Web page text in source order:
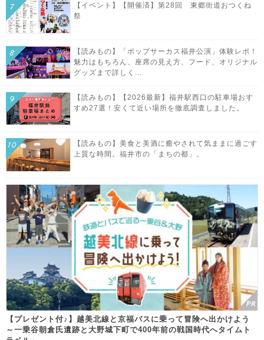
【イベント】【開催済】第28回 東郷街道おつくね
祭
【読みもの】「ポップサーカス福井公演」体験レポ！
魅力はもちろん、座席の見え方、フード、オリジナル
グッズまで詳しく...
【読みもの】【2026最新】福井駅西口の駐車場おす
すめ27選！安くて近い場所を徹底調査しました。
【読みもの】美食と美酒に癒やされて気ままに過ごす
上質な時間。福井市の「まちの都」。
【プレゼント付♪】越美北線と京福バスに乗って冒険へ出かけよう
～一乗谷朝倉氏遺跡と大野城下町で400年前の戦国時代へタイムト